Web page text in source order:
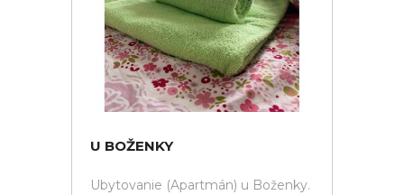
U BOŽENKY
Ubytovanie (Apartmán) u Boženky.